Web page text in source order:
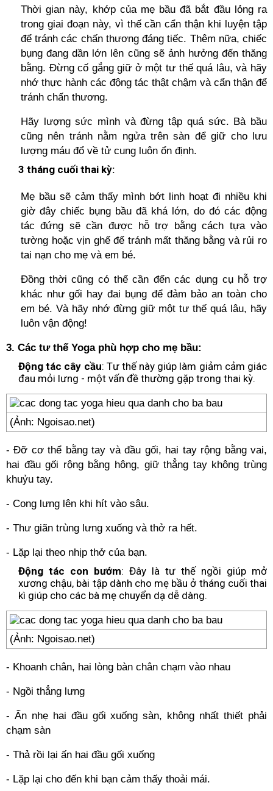
Thời gian này, khớp của mẹ bầu đã bắt đầu lỏng ra
trong giai đoạn này, vì thế cần cẩn thận khi luyện tập
để tránh các chấn thương đáng tiếc. Thêm nữa, chiếc
bụng đang dần lớn lên cũng sẽ ảnh hưởng đến thăng
bằng. Đừng cố gắng giữ ở một tư thế quá lâu, và hãy
nhớ thực hành các động tác thật chậm và cẩn thận để
tránh chấn thương.
Hãy lượng sức mình và đừng tập quá sức. Bà bầu
cũng nên tránh nằm ngửa trên sàn để giữ cho lưu
lượng máu đổ về tử cung luôn ổn định.
3 tháng cuối thai kỳ:
Mẹ bầu sẽ cảm thấy mình bớt linh hoạt đi nhiều khi
giờ đây chiếc bụng bầu đã khá lớn, do đó các động
tác đứng sẽ cần được hỗ trợ bằng cách tựa vào
tường hoặc vịn ghế để tránh mất thăng bằng và rủi ro
tai nạn cho mẹ và em bé.
Đồng thời cũng có thể cần đến các dụng cụ hỗ trợ
khác như gối hay đai bụng để đảm bảo an toàn cho
em bé. Và hãy nhớ đừng giữ một tư thế quá lâu, hãy
luôn vận động!
3. Các tư thế Yoga phù hợp cho mẹ bầu:
Động tác cây cầu: Tư thế này giúp làm giảm cảm giác
đau mỏi lưng - một vấn đề thường gặp trong thai kỳ.
(Ảnh: Ngoisao.net)
- Đỡ cơ thể bằng tay và đầu gối, hai tay rộng bằng vai,
hai đầu gối rộng bằng hông, giữ thẳng tay không trùng
khuỷu tay.
- Cong lưng lên khi hít vào sâu.
- Thư giãn trùng lưng xuống và thở ra hết.
- Lặp lại theo nhịp thở của bạn.
Động tác con bướm: Đây là tư thế ngồi giúp mở
xương chậu, bài tập dành cho mẹ bầu ở tháng cuối thai
kì giúp cho các bà mẹ chuyển dạ dễ dàng.
(Ảnh: Ngoisao.net)
- Khoanh chân, hai lòng bàn chân chạm vào nhau
- Ngồi thẳng lưng
- Ấn nhẹ hai đầu gối xuống sàn, không nhất thiết phải
chạm sàn
- Thả rồi lại ấn hai đầu gối xuống
- Lặp lại cho đến khi bạn cảm thấy thoải mái.